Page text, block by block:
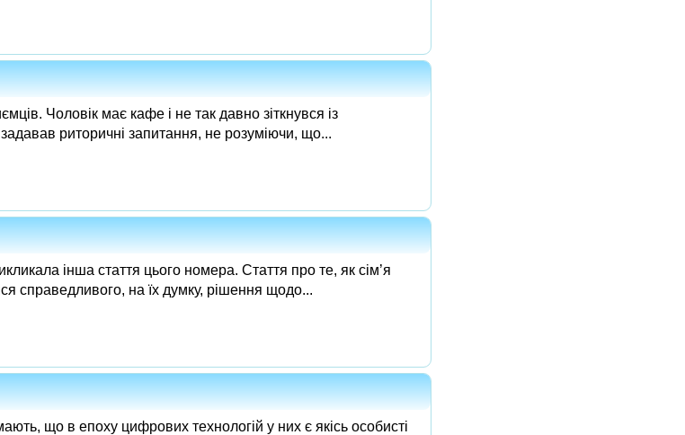
Чоловік має кафе і не так давно зіткнувся із
риторичні запитання, не розуміючи, що...
інша стаття цього номера. Стаття про те, як сім’я
справедливого, на їх думку, рішення щодо...
що в епоху цифрових технологій у них є якісь особисті